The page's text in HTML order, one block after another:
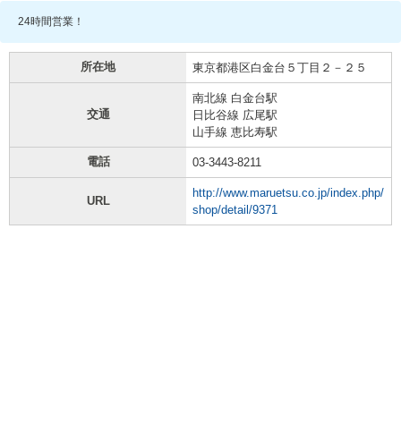
24時間営業！
所在地 東京都港区白金台５丁目２－２５
交通
南北線 白金台駅
日比谷線 広尾駅
山手線 恵比寿駅
電話 03-3443-8211
URL
http://www.maruetsu.co.jp/index.php/
shop/detail/9371